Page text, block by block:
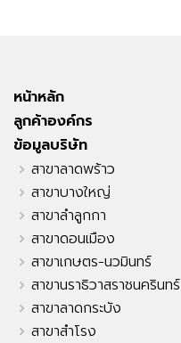
หน้าหลัก
ลูกค้าองค์กร
ข้อมูลบริษัท
สาขาลาดพร้าว
สาขาบางใหญ่
สาขาลำลูกกา
สาขาดอนเมือง
สาขาเกษตร-นวมินทร์
สาขานราธิวาสราชนครินทร์
สาขาลาดกระบัง
สาขาสำโรง